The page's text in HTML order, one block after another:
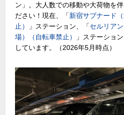
ン」。大人数での移動や大荷物を
ださい！現在、「新宿サブナード
止）
」ステーション、「セルリア
場）（自転車禁止）
」ステーショ
しています。（2026年5月時点）